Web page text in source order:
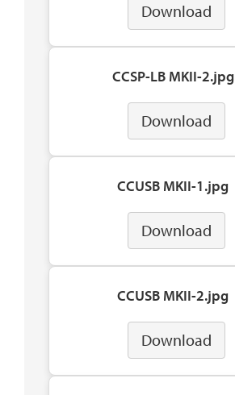
Download
CCSP-LB MKII-2.jpg
Download
CCUSB MKII-1.jpg
Download
CCUSB MKII-2.jpg
Download